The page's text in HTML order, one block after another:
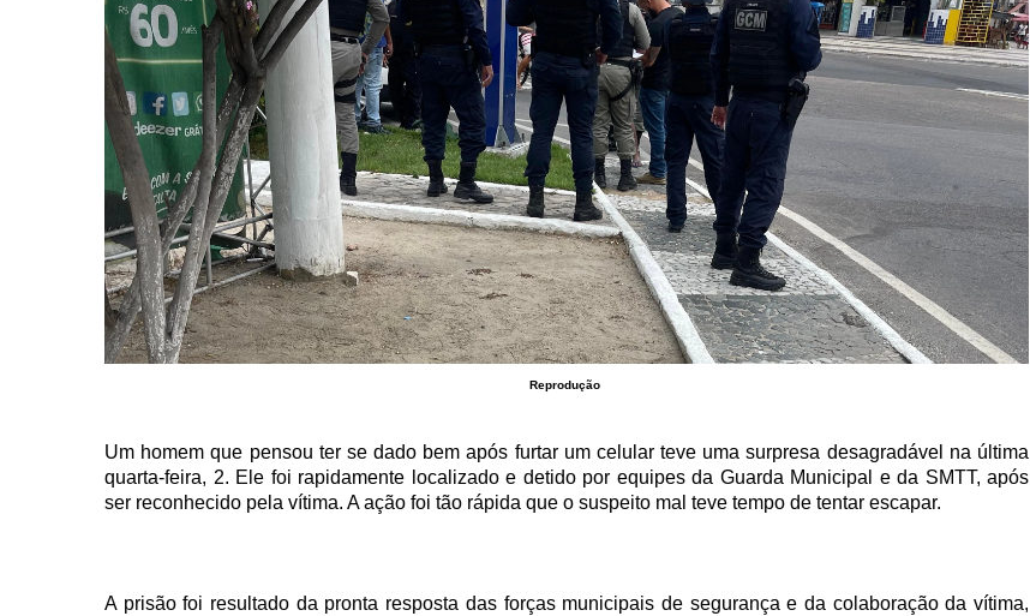
Reprodução
Um homem que pensou ter se dado bem após furtar um celular teve uma surpresa desagradável na última
quarta-feira, 2. Ele foi rapidamente localizado e detido por equipes da Guarda Municipal e da SMTT, após
ser reconhecido pela vítima. A ação foi tão rápida que o suspeito mal teve tempo de tentar escapar.
A prisão foi resultado da pronta resposta das forças municipais de segurança e da colaboração da vítima,